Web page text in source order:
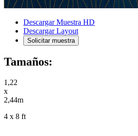
Descargar Muestra HD
Descargar Layout
Solicitar muestra
Tamaños:
1,22
x
2,44m
4 x 8 ft